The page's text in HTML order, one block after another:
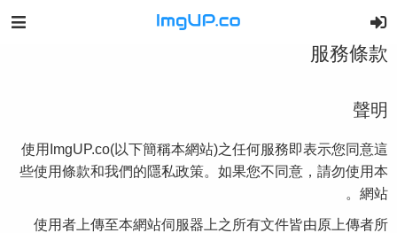
服務條款
聲明
使用ImgUP.co(以下簡稱本網站)之任何服務即表示您同意這
些使用條款和我們的隱私政策。如果您不同意，請勿使用本
網站。
使用者上傳至本網站伺服器上之所有文件皆由原上傳者所